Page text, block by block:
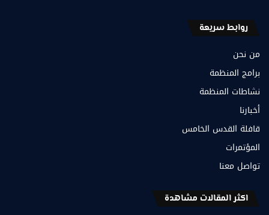
روابط سريعة
من نحن
برامج المنظمة
نشاطات المنظمة
أخبارنا
قافلة القدس الخامس
المؤتمرات
تواصل معنا
اكثر المقالات مشاهدة